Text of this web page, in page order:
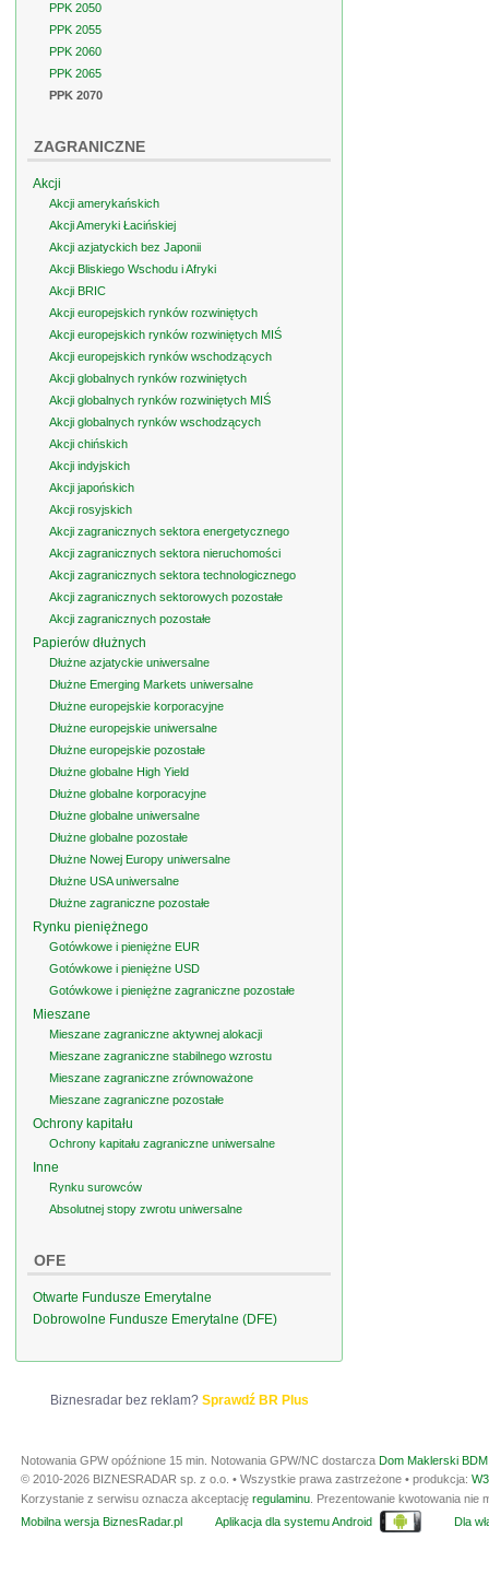
PPK 2050
PPK 2055
PPK 2060
PPK 2065
PPK 2070
ZAGRANICZNE
Akcji
Akcji amerykańskich
Akcji Ameryki Łacińskiej
Akcji azjatyckich bez Japonii
Akcji Bliskiego Wschodu i Afryki
Akcji BRIC
Akcji europejskich rynków rozwiniętych
Akcji europejskich rynków rozwiniętych MIŚ
Akcji europejskich rynków wschodzących
Akcji globalnych rynków rozwiniętych
Akcji globalnych rynków rozwiniętych MIŚ
Akcji globalnych rynków wschodzących
Akcji chińskich
Akcji indyjskich
Akcji japońskich
Akcji rosyjskich
Akcji zagranicznych sektora energetycznego
Akcji zagranicznych sektora nieruchomości
Akcji zagranicznych sektora technologicznego
Akcji zagranicznych sektorowych pozostałe
Akcji zagranicznych pozostałe
Papierów dłużnych
Dłużne azjatyckie uniwersalne
Dłużne Emerging Markets uniwersalne
Dłużne europejskie korporacyjne
Dłużne europejskie uniwersalne
Dłużne europejskie pozostałe
Dłużne globalne High Yield
Dłużne globalne korporacyjne
Dłużne globalne uniwersalne
Dłużne globalne pozostałe
Dłużne Nowej Europy uniwersalne
Dłużne USA uniwersalne
Dłużne zagraniczne pozostałe
Rynku pieniężnego
Gotówkowe i pieniężne EUR
Gotówkowe i pieniężne USD
Gotówkowe i pieniężne zagraniczne pozostałe
Mieszane
Mieszane zagraniczne aktywnej alokacji
Mieszane zagraniczne stabilnego wzrostu
Mieszane zagraniczne zrównoważone
Mieszane zagraniczne pozostałe
Ochrony kapitału
Ochrony kapitału zagraniczne uniwersalne
Inne
Rynku surowców
Absolutnej stopy zwrotu uniwersalne
OFE
Otwarte Fundusze Emerytalne
Dobrowolne Fundusze Emerytalne (DFE)
Biznesradar bez reklam? Sprawdź BR Plus
Notowania GPW opóźnione 15 min. Notowania GPW/NC dostarcza Dom Maklerski
© 2010-2026 BIZNESRADAR sp. z o.o. • Wszystkie prawa zastrzeżone • produkcja:
Korzystanie z serwisu oznacza akceptację regulaminu . Prezentowanie kwotowania
Mobilna wersja BiznesRadar.pl
Aplikacja dla systemu Android Dla